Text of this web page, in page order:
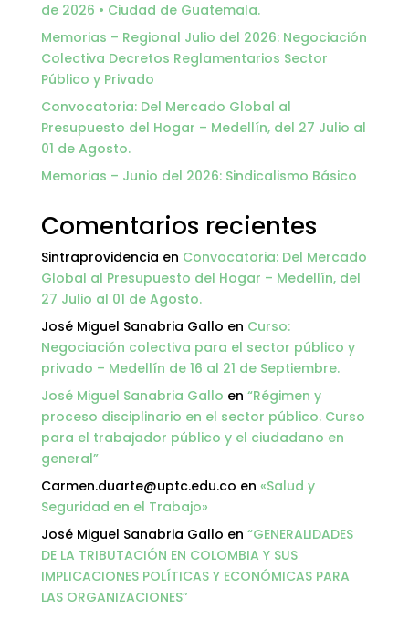
de 2026 • Ciudad de Guatemala.
Memorias – Regional Julio del 2026: Negociación
Colectiva Decretos Reglamentarios Sector
Público y Privado
Convocatoria: Del Mercado Global al
Presupuesto del Hogar – Medellín, del 27 Julio al
01 de Agosto.
Memorias – Junio del 2026: Sindicalismo Básico
Comentarios recientes
Sintraprovidencia en Convocatoria: Del Mercado
Global al Presupuesto del Hogar – Medellín, del
27 Julio al 01 de Agosto.
José Miguel Sanabria Gallo en Curso:
Negociación colectiva para el sector público y
privado – Medellín de 16 al 21 de Septiembre.
José Miguel Sanabria Gallo en “Régimen y
proceso disciplinario en el sector público. Curso
para el trabajador público y el ciudadano en
general”
Carmen.duarte@uptc.edu.co en «Salud y
Seguridad en el Trabajo»
José Miguel Sanabria Gallo en “GENERALIDADES
DE LA TRIBUTACIÓN EN COLOMBIA Y SUS
IMPLICACIONES POLÍTICAS Y ECONÓMICAS PARA
LAS ORGANIZACIONES”